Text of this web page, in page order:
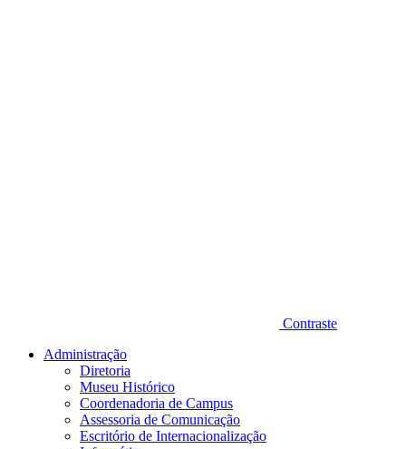
Contraste
Administração
Diretoria
Museu Histórico
Coordenadoria de Campus
Assessoria de Comunicação
Escritório de Internacionalização